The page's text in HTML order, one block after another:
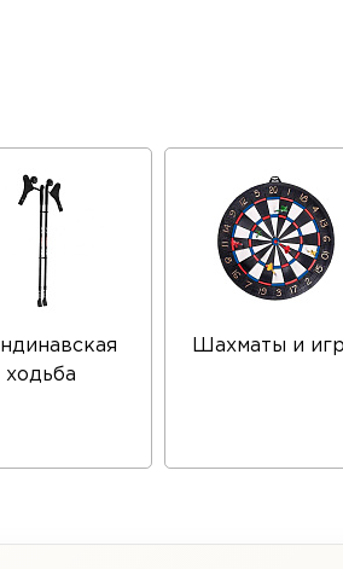
ходьба
Шахматы и